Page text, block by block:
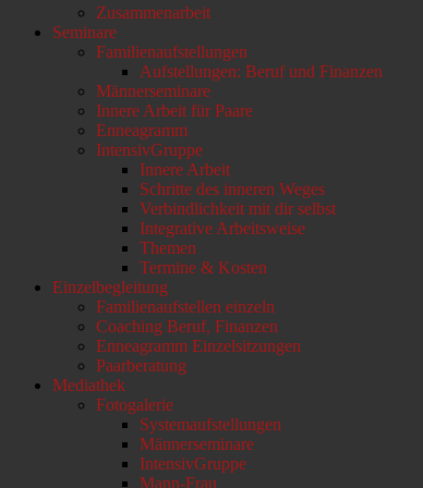
Zusammenarbeit
Seminare
Familienaufstellungen
Aufstellungen: Beruf und Finanzen
Männerseminare
Innere Arbeit für Paare
Enneagramm
IntensivGruppe
Innere Arbeit
Schritte des inneren Weges
Verbindlichkeit mit dir selbst
Integrative Arbeitsweise
Themen
Termine & Kosten
Einzelbegleitung
Familienaufstellen einzeln
Coaching Beruf, Finanzen
Enneagramm Einzelsitzungen
Paarberatung
Mediathek
Fotogalerie
Systemaufstellungen
Männerseminare
IntensivGruppe
Mann-Frau